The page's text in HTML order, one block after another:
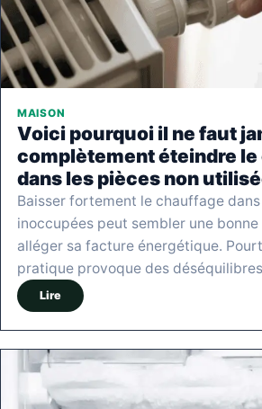
MAISON
Voici pourquoi il ne faut
complètement éteindre
dans les pièces non
Baisser fortement le chauffage
inoccupées peut sembler une
alléger sa facture énergétique.
pratique provoque des
Lire